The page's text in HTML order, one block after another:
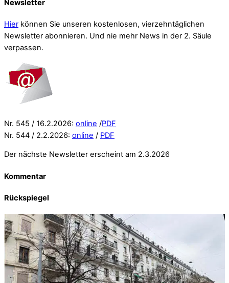
Newsletter
Hier können Sie unseren kostenlosen, vierzehntäglichen
Newsletter abonnieren. Und nie mehr News in der 2. Säule
verpassen.
Nr. 545 / 16.2.2026: online /PDF
Nr. 544 / 2.2.2026: online / PDF
Der nächste Newsletter erscheint am 2.3.2026
Kommentar
Rückspiegel